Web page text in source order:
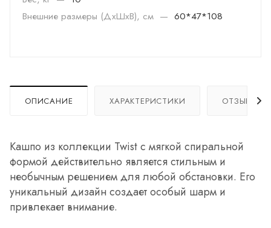
Внешние размеры (ДхШхВ), см — 60*47*108
ОПИСАНИЕ ХАРАКТЕРИСТИКИ ОТЗЫВЫ
Кашпо из коллекции Twist с мягкой спиральной
формой действительно является стильным и
необычным решением для любой обстановки. Его
уникальный дизайн создает особый шарм и
привлекает внимание.